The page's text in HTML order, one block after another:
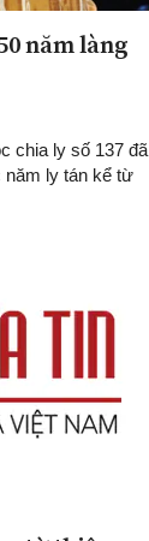
năm làng
chia ly số 137 đã
năm ly tán kể từ